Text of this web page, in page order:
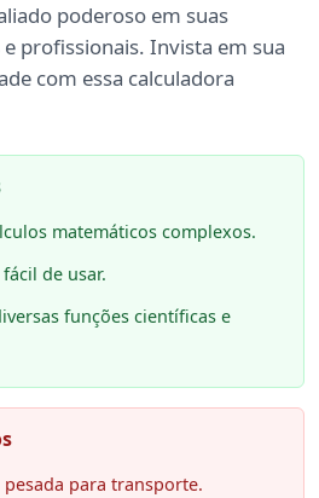
poderoso em suas
profissionais. Invista em sua
com essa calculadora
matemáticos complexos.
de usar.
funções científicas e
para transporte.